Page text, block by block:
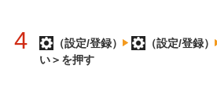
4 （設定/登録） （設定/登録）
い＞を押す